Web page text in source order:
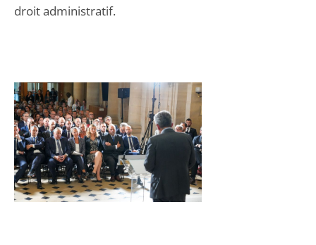
droit administratif.